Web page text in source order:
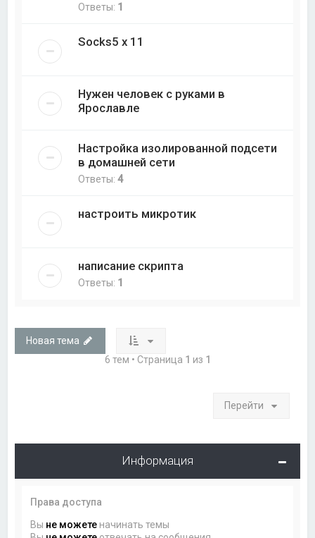
Ответы: 1
Socks5 x 11
Нужен человек с руками в
Ярославле
Настройка изолированной подсети
в домашней сети
Ответы:4
настроить микротик
написание скрипта
Ответы: 1
Новая тема
6 тем • Страница 1 из 1
Перейти
Информация
Права доступа
Вы не можете начинать темы